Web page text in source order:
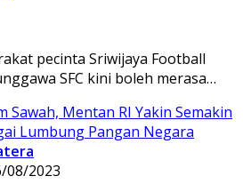
pecinta Sriwijaya Football
SFC kini boleh merasa…
08/2023